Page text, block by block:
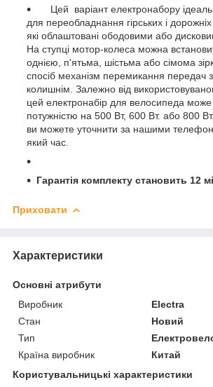
Цей варіант електронабору
для переобладнання гірських і дорожніх
які облаштовані ободовими або
На ступці мотор-колеса можна
однією, п'ятьма, шістьма або сімома
спосіб механізм перемикання передач
колишнім. Залежно від
цей електронабір для велосипеда може
потужністю на 500 Вт, 600 Вт. або 800
ви можете уточнити за нашими
який час.
Гарантія комплекту становить 12
Приховати
Характеристики
Основні атрибути
Виробник
Electra
Стан
Новий
Тип
Країна виробник
Китай
Користувальницькі характеристики